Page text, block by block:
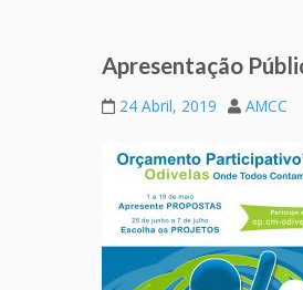
Apresentação
24 Abril, 2019 AMCC